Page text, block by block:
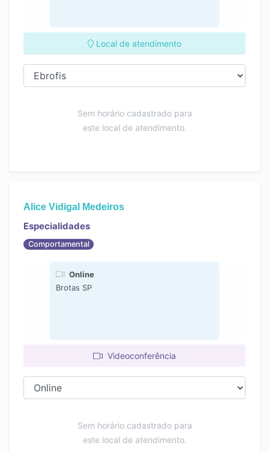
Local de atendimento
Sem horário cadastrado para
este local de atendimento.
Alice Vidigal Medeiros
Especialidades
Comportamental
Online
Brotas SP
Videoconferência
Sem horário cadastrado para
este local de atendimento.